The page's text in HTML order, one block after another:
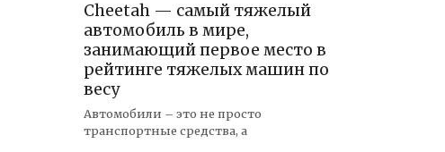
Cheetah — самый тяжелый
автомобиль в мире,
занимающий первое место в
рейтинге тяжелых машин по
весу
Автомобили – это не просто
транспортные средства, а